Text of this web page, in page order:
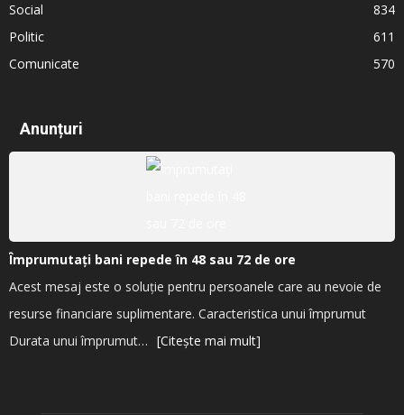
Social
834
Politic
611
Comunicate
570
Anunțuri
Împrumutați bani repede în 48 sau 72 de ore
Acest mesaj este o soluție pentru persoanele care au nevoie de
resurse financiare suplimentare. Caracteristica unui împrumut
Durata unui împrumut… [Citește mai mult]